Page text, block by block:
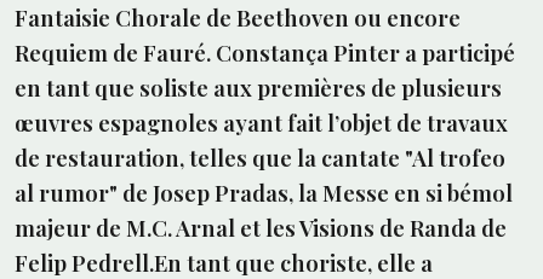
Fantaisie Chorale de Beethoven ou encore
Requiem de Fauré. Constança Pinter a participé
en tant que soliste aux premières de plusieurs
œuvres espagnoles ayant fait l’objet de travaux
de restauration, telles que la cantate "Al trofeo
al rumor" de Josep Pradas, la Messe en si bémol
majeur de M.C. Arnal et les Visions de Randa de
Felip Pedrell.En tant que choriste, elle a